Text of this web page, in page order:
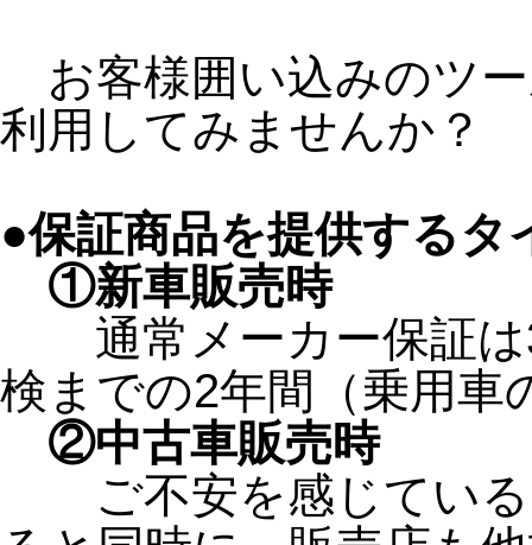
お客様囲い込みのツ
利用してみませんか？
●保証商品を提供するタ
①新車販売時
通常メーカー保証は
検までの2年間（乗用車
②中古車販売時
ご不安を感じている